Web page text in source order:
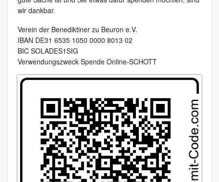
wir dankbar.
Verein der Benediktiner zu Beuron e.V.
IBAN DE31 6535 1050 0000 8013 02
BIC SOLADES1SIG
Verwendungszweck Spende Online-SCHOTT